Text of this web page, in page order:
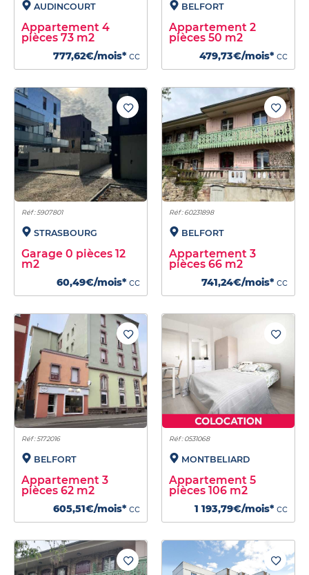
AUDINCOURT
Appartement 4
pièces 73 m2
777,62€/mois* cc
BELFORT
Appartement 2
pièces 50 m2
479,73€/mois* cc
Réf : 5907801
STRASBOURG
Garage 0 pièces 12
m2
60,49€/mois* cc
Réf : 60231898
BELFORT
Appartement 3
pièces 66 m2
741,24€/mois* cc
Réf : 5172016
BELFORT
Appartement 3
pièces 62 m2
605,51€/mois* cc
Réf : 0531068
MONTBELIARD
Appartement 5
pièces 106 m2
1 193,79€/mois* cc